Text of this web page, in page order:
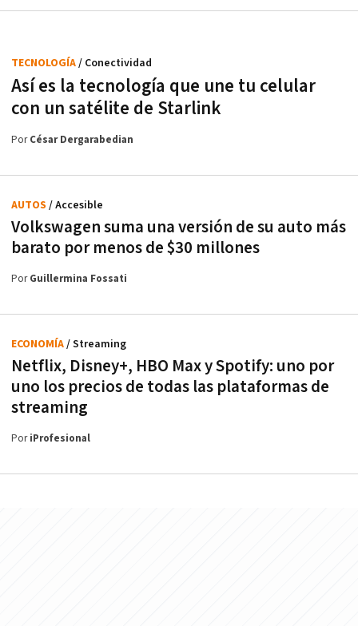
Así es la tecnología que une tu celular
con un satélite de Starlink
TECNOLOGÍA/ Conectividad
PorCésar Dergarabedian
Volkswagen suma una versión de su auto más
barato por menos de $30 millones
AUTOS / Accesible
PorGuillermina Fossati
Netflix, Disney+, HBO Max y Spotify: uno por
uno los precios de todas las plataformas de
streaming
ECONOMÍA/ Streaming
PoriProfesional